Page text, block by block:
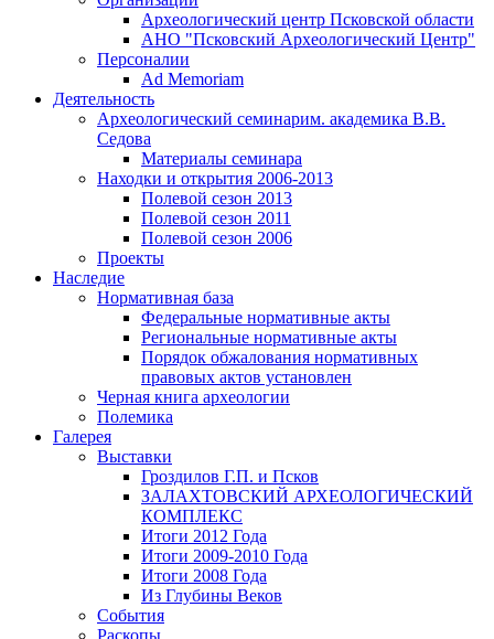
Археологический центр Псковской области
АНО "Псковский Археологический Центр"
Персоналии
Ad Memoriam
Деятельность
Археологический семинарим. академика В.В.
Седова
Материалы семинара
Находки и открытия 2006-2013
Полевой сезон 2013
Полевой сезон 2011
Полевой сезон 2006
Проекты
Наследие
Нормативная база
Федеральные нормативные акты
Региональные нормативные акты
Порядок обжалования нормативных
правовых актов установлен
Черная книга археологии
Полемика
Галерея
Выставки
Гроздилов Г.П. и Псков
ЗАЛАХТОВСКИЙ АРХЕОЛОГИЧЕСКИЙ
КОМПЛЕКС
Итоги 2012 Года
Итоги 2009-2010 Года
Итоги 2008 Года
Из Глубины Веков
События